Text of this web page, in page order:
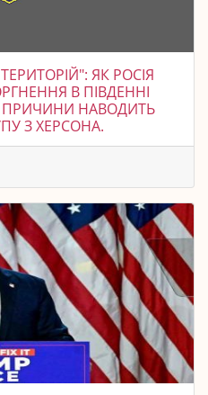
ЯК РОСІЯ
В ПІВДЕННІ
ПРИЧИНИ НАВОДИТЬ
З ХЕРСОНА.